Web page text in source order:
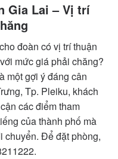
Gia Lai – Vị trí
đoàn có vị trí thuận
mức giá phải chăng?
một gợi ý đáng cân
Tp. Pleiku, khách
các điểm tham
của thành phố mà
chuyển. Để đặt phòng,